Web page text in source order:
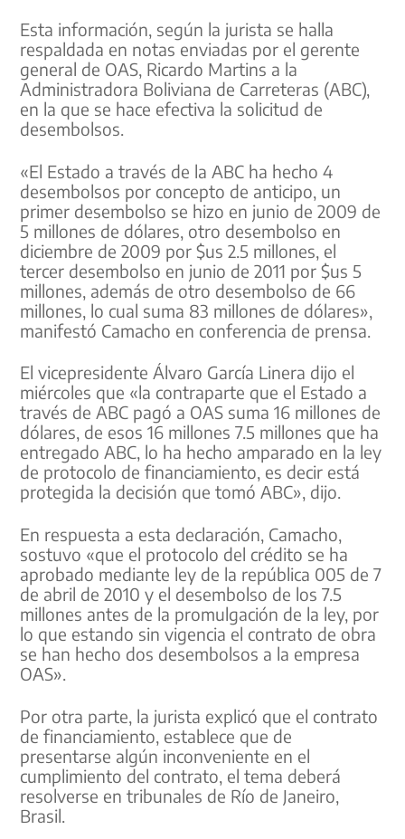
Esta información, según la jurista se halla
respaldada en notas enviadas por el gerente
general de OAS, Ricardo Martins a la
Administradora Boliviana de Carreteras (ABC),
en la que se hace efectiva la solicitud de
desembolsos.
«El Estado a través de la ABC ha hecho 4
desembolsos por concepto de anticipo, un
primer desembolso se hizo en junio de 2009 de
5 millones de dólares, otro desembolso en
diciembre de 2009 por $us 2.5 millones, el
tercer desembolso en junio de 2011 por $us 5
millones, además de otro desembolso de 66
millones, lo cual suma 83 millones de dólares»,
manifestó Camacho en conferencia de prensa.
El vicepresidente Álvaro García Linera dijo el
miércoles que «la contraparte que el Estado a
través de ABC pagó a OAS suma 16 millones de
dólares, de esos 16 millones 7.5 millones que ha
entregado ABC, lo ha hecho amparado en la ley
de protocolo de financiamiento, es decir está
protegida la decisión que tomó ABC», dijo.
En respuesta a esta declaración, Camacho,
sostuvo «que el protocolo del crédito se ha
aprobado mediante ley de la república 005 de 7
de abril de 2010 y el desembolso de los 7.5
millones antes de la promulgación de la ley, por
lo que estando sin vigencia el contrato de obra
se han hecho dos desembolsos a la empresa
OAS».
Por otra parte, la jurista explicó que el contrato
de financiamiento, establece que de
presentarse algún inconveniente en el
cumplimiento del contrato, el tema deberá
resolverse en tribunales de Río de Janeiro,
Brasil.